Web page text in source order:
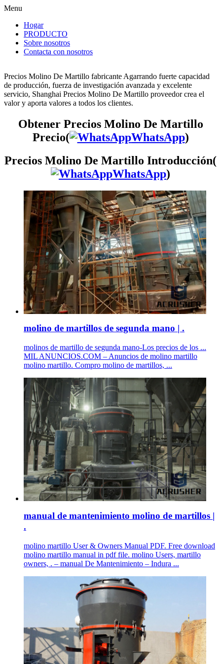
Menu
Hogar
PRODUCTO
Sobre nosotros
Contacta con nosotros
Precios Molino De Martillo fabricante Agarrando fuerte capacidad
de producción, fuerza de investigación avanzada y excelente
servicio, Shanghai Precios Molino De Martillo proveedor crea el
valor y aporta valores a todos los clientes.
Obtener Precios Molino De Martillo
Precio(
WhatsApp)
Precios Molino De Martillo Introducción(
WhatsApp)
molino de martillos de segunda mano | .
molinos de martillo de segunda mano-Los precios de los ...
MIL ANUNCIOS.COM – Anuncios de molino martillo
molino martillo. Compro molino de martillos, ...
manual de mantenimiento molino de martillos |
.
molino martillo User & Owners Manual PDF. Free download
molino martillo manual in pdf file. molino Users, martillo
owners, . – manual De Mantenimiento – Indura ...